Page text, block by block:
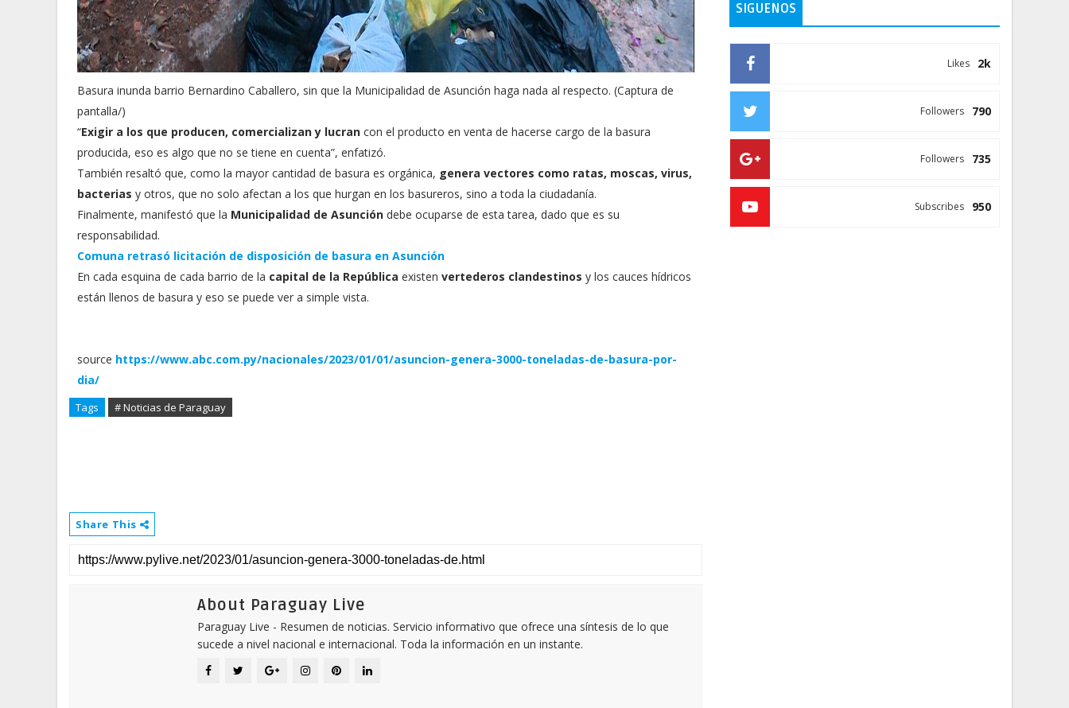
Basura inunda barrio Bernardino Caballero, sin que la Municipalidad de Asunción haga nada al respecto. (Captura de
pantalla/)
“Exigir a los que producen, comercializan y lucran con el producto en venta de hacerse cargo de la basura
producida, eso es algo que no se tiene en cuenta”, enfatizó.
También resaltó que, como la mayor cantidad de basura es orgánica, genera vectores como ratas, moscas, virus,
bacterias y otros, que no solo afectan a los que hurgan en los basureros, sino a toda la ciudadanía.
Finalmente, manifestó que la Municipalidad de Asunción debe ocuparse de esta tarea, dado que es su
responsabilidad.
Comuna retrasó licitación de disposición de basura en Asunción
En cada esquina de cada barrio de la capital de la República existen vertederos clandestinos y los cauces hídricos
están llenos de basura y eso se puede ver a simple vista.
source https://www.abc.com.py/nacionales/2023/01/01/asuncion-genera-3000-toneladas-de-basura-por-
dia/
Tags # Noticias de Paraguay
Share This
About Paraguay Live
Paraguay Live - Resumen de noticias. Servicio informativo que ofrece una síntesis de lo que
sucede a nivel nacional e internacional. Toda la información en un instante.
SIGUENOS
2k
Likes
790
Followers
735
Followers
950
Subscribes